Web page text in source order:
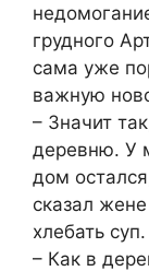
грудного
сама уже
важную
– Значит
деревню. У
дом
сказал
хлебать суп.
– Как в